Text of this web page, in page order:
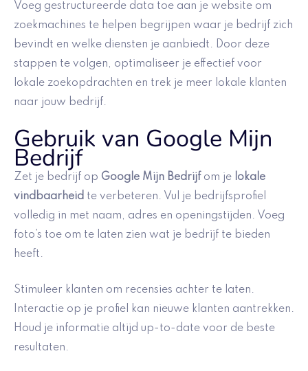
Voeg gestructureerde data toe aan je website om
zoekmachines te helpen begrijpen waar je bedrijf zich
bevindt en welke diensten je aanbiedt. Door deze
stappen te volgen, optimaliseer je effectief voor
lokale zoekopdrachten en trek je meer lokale klanten
naar jouw bedrijf.
Gebruik van Google Mijn
Bedrijf
Zet je bedrijf op Google Mijn Bedrijfom je lokale
vindbaarheid te verbeteren. Vul je bedrijfsprofiel
volledig in met naam, adres en openingstijden. Voeg
foto’s toe om te laten zien wat je bedrijf te bieden
heeft.
Stimuleer klanten om recensies achter te laten.
Interactie op je profiel kan nieuwe klanten aantrekken.
Houd je informatie altijd up-to-date voor de beste
resultaten.